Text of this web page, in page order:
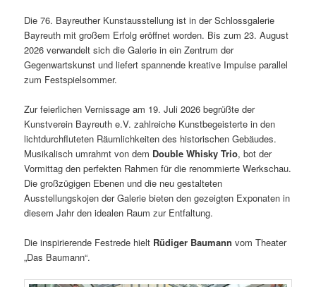
Die 76. Bayreuther Kunstausstellung ist in der Schlossgalerie
Bayreuth mit großem Erfolg eröffnet worden. Bis zum 23. August
2026 verwandelt sich die Galerie in ein Zentrum der
Gegenwartskunst und liefert spannende kreative Impulse parallel
zum Festspielsommer.
Zur feierlichen Vernissage am 19. Juli 2026 begrüßte der
Kunstverein Bayreuth e.V. zahlreiche Kunstbegeisterte in den
lichtdurchfluteten Räumlichkeiten des historischen Gebäudes.
Musikalisch umrahmt von dem Double Whisky Trio, bot der
Vormittag den perfekten Rahmen für die renommierte Werkschau.
Die großzügigen Ebenen und die neu gestalteten
Ausstellungskojen der Galerie bieten den gezeigten Exponaten in
diesem Jahr den idealen Raum zur Entfaltung.
Die inspirierende Festrede hielt Rüdiger Baumann vom Theater
„Das Baumann“.